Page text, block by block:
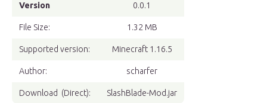
Version 0.0.1
File Size: 1.32 MB
Supported version: Minecraft 1.16.5
Author: scharfer
Download (Direct): SlashBlade-Mod.jar